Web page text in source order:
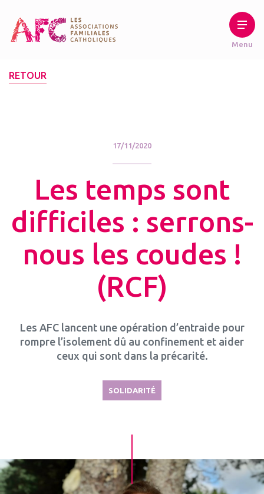
RETOUR
17/11/2020
Les temps sont
difficiles : serrons-
nous les coudes !
(RCF)
Les AFC lancent une opération d’entraide pour
rompre l’isolement dû au confinement et aider
ceux qui sont dans la précarité.
SOLIDARITÉ